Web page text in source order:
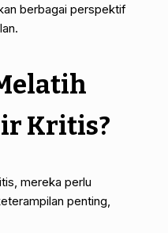
berbagai perspektif
Kritis?
mereka perlu
penting,